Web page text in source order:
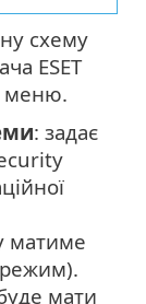
схему
ESET
меню.
: задає
матиме
мати